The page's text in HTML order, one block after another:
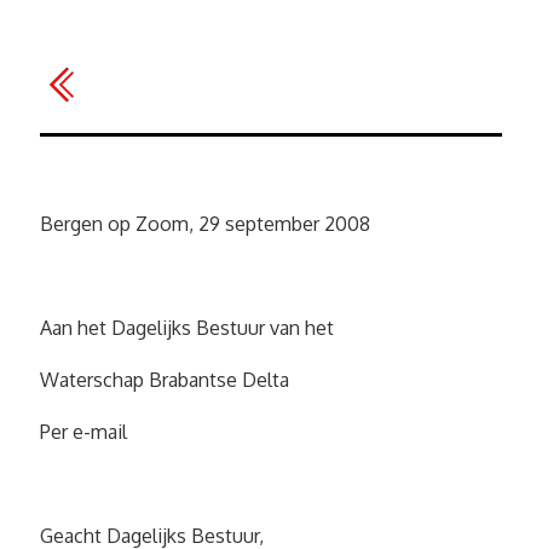
Bergen op Zoom, 29 september 2008
Aan het Dagelijks Bestuur van het
Waterschap Brabantse Delta
Per e-mail
Geacht Dagelijks Bestuur,